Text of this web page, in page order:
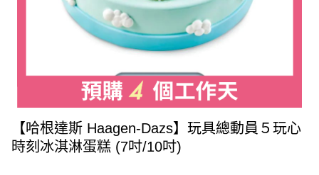
【哈根達斯 Haagen-Dazs】玩具總動員５玩心
時刻冰淇淋蛋糕 (7吋/10吋)